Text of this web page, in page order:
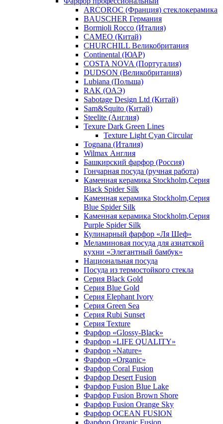
ARCOROC (Франция) стеклокерамика
BAUSCHER Германия
Bormioli Rocco (Италия)
CAMEO (Китай)
CHURCHILL Великобритания
Continental (ЮАР)
COSTA NOVA (Португалия)
DUDSON (Великобритания)
Lubiana (Польша)
RAK (ОАЭ)
Sabotage Design Ltd (Китай)
Sam&Squito (Китай)
Steelite (Англия)
Texure Dark Green Lines
Texture Light Cyan Circular
Tognana (Италия)
Wilmax Англия
Башкирский фарфор (Россия)
Гончарная посуда (ручная работа)
Каменная керамика Stockholm,Серия
Black Spider Silk
Каменная керамика Stockholm,Серия
Blue Spider Silk
Каменная керамика Stockholm,Серия
Purple Spider Silk
Кулинарный фарфор «Ля Шеф»
Меламиновая посуда для азиатской
кухни «Элегантный бамбук»
Национальная посуда
Посуда из термостойкого стекла
Серия Black Gold
Серия Blue Gold
Серия Elephant Ivory
Серия Green Sea
Серия Rubi Sunset
Серия Texture
Фарфор «Glossy-Black»
Фарфор «LIFE QUALITY»
Фарфор «Nature»
Фарфор «Organic»
Фарфор Coral Fusion
Фарфор Desert Fusion
Фарфор Fusion Blue Lake
Фарфор Fusion Brown Shore
Фарфор Fusion Orange Sky
Фарфор OCEAN FUSION
Фарфор Organic Fusion